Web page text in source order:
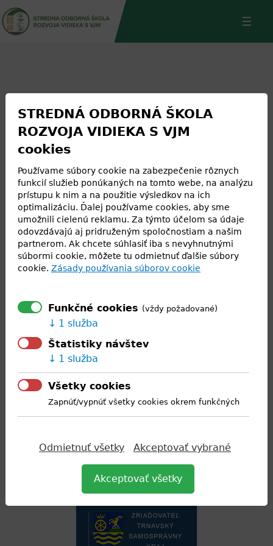
Jump
Jazykové učebne
Back
VIDÉKFEJLESZTÉSI SZAKKÖZÉPISKOLA
COPYRIGHT @ 2016 DESIGN BY
STREDNÁ ODBORNÁ ŠKOLA
ROZVOJA VIDIEKA S VJM
cookies
Používame súbory cookie na zabezpečenie rôznych
funkcií služieb ponúkaných na tomto webe, na analýzu
prístupu k nim a na použitie výsledkov na ich
optimalizáciu. Ďalej používame cookies, aby sme
umožnili cielenú reklamu. Za týmto účelom sa údaje
odovzdávajú aj pridruženým spoločnostiam a našim
partnerom. Ak chcete súhlasiť iba s nevyhnutnými
súbormi cookie, môžete tu odmietnuť ďalšie súbory
cookie. Zásady používania súborov cookie
Funkčné cookies (vždy požadované)
1 služba
Štatistiky návštev
1 služba
Všetky cookies
Zapnúť/vypnúť všetky cookies okrem funkčných
Odmietnuť všetky Akceptovať vybrané
Akceptovať všetky